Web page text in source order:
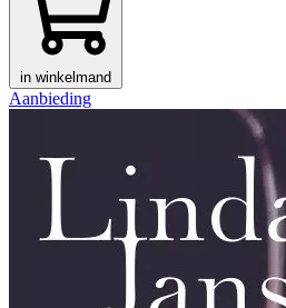
in winkelmand
Aanbieding